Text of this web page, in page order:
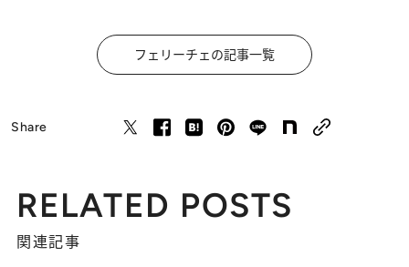
フェリーチェの記事一覧
Share
RELATED POSTS
関連記事